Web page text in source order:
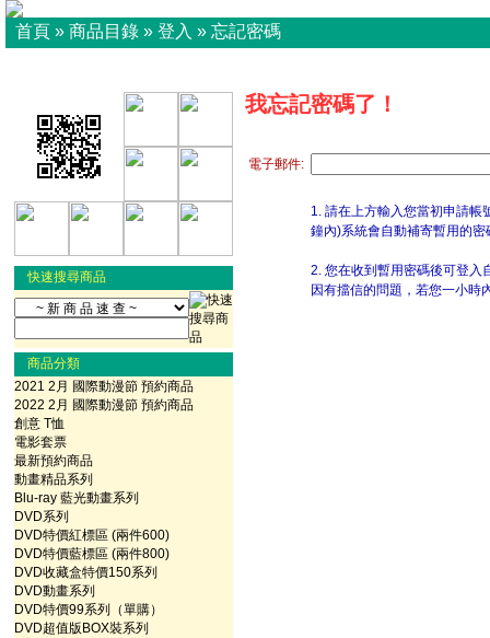
首頁 » 商品目錄 » 登入 » 忘記密碼
快速搜尋商品
商品分類
2021 2月 國際動漫節 預約商品
2022 2月 國際動漫節 預約商品
創意 T恤
電影套票
最新預約商品
動畫精品系列
Blu-ray 藍光動畫系列
DVD系列
DVD特價紅標區 (兩件600)
DVD特價藍標區 (兩件800)
DVD收藏盒特價150系列
DVD動畫系列
DVD特價99系列（單購）
DVD超值版BOX裝系列
我忘記密碼了！
電子郵件:
1. 請在上方輸入您當初申請
鐘內)系統會自動補寄暫用的密
2. 您在收到暫用密碼後可登入
因有擋信的問題，若您一小時